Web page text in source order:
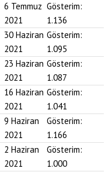
6 Temmuz
2021
Gösterim:
1.136
30 Haziran
2021
Gösterim:
1.095
23 Haziran
2021
Gösterim:
1.087
16 Haziran
2021
Gösterim:
1.041
9 Haziran
2021
Gösterim:
1.166
2 Haziran
2021
Gösterim:
1.000